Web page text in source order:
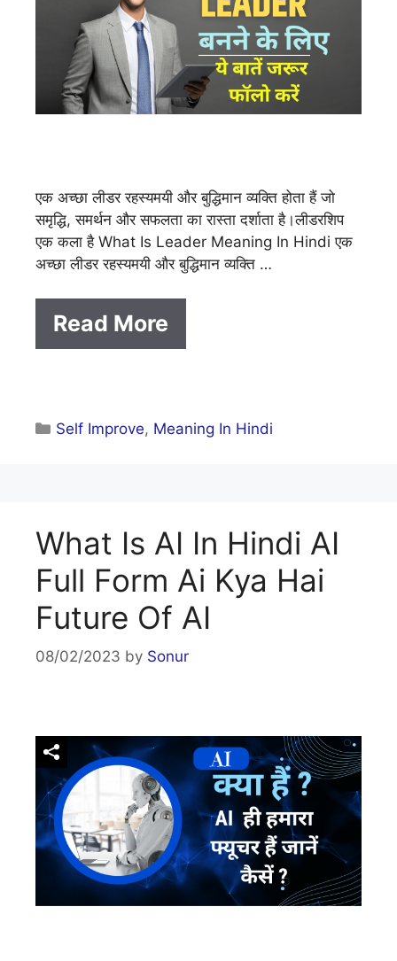
एक अच्छा लीडर रहस्यमयी और बुद्धिमान व्यक्ति होता हैं जो
समृद्धि, समर्थन और सफलता का रास्ता दर्शाता है।लीडरशिप
एक कला है What Is Leader Meaning In Hindi एक
अच्छा लीडर रहस्यमयी और बुद्धिमान व्यक्ति …
Read More
Categories
Self Improve, Meaning In Hindi
What Is AI In Hindi AI
Full Form Ai Kya Hai
Future Of AI
08/02/2023 by Sonur